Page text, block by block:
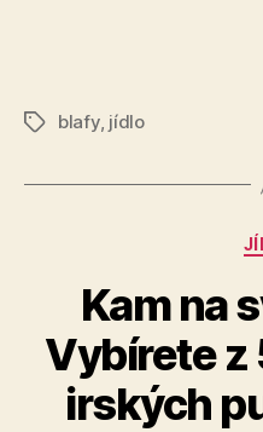
Štítkyblafy, jídlo
Kam na
Vybírete z
irských